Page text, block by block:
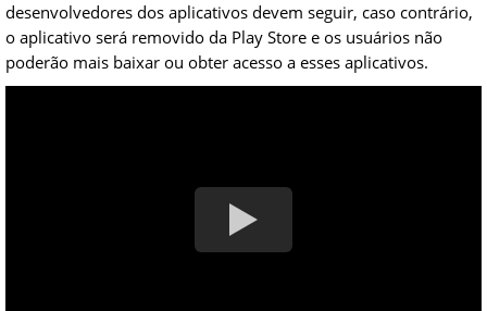
desenvolvedores dos aplicativos devem seguir, caso contrário,
o aplicativo será removido da Play Store e os usuários não
poderão mais baixar ou obter acesso a esses aplicativos.